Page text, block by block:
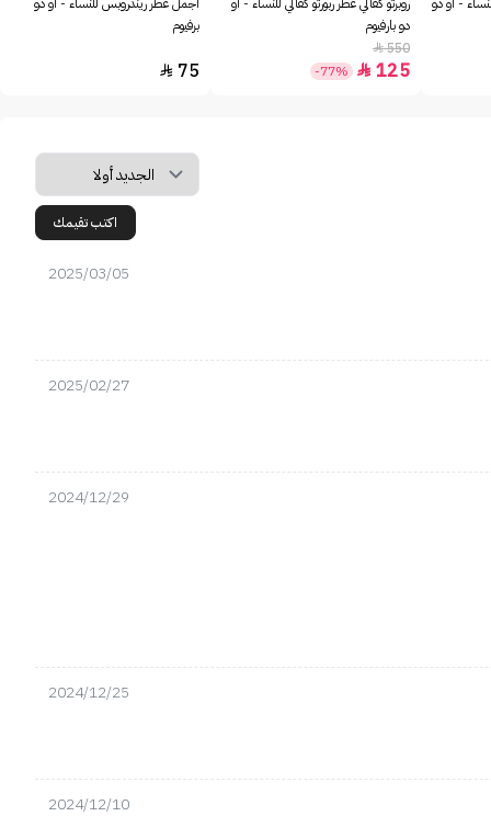
دو بارفيوم
550

125

-77%
برفيوم
75

اكتب تقيمك
2025/03/05
2025/02/27
2024/12/29
2024/12/25
2024/12/10